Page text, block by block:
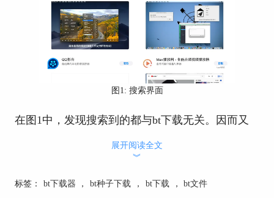
图1: 搜索界面
在图1中，发现搜索到的都与bt下载无关。因而又
也确实找到了几个BT下载器软件。
展开阅读全文
︾
标签： bt下载器 ， bt种子下载 ， bt下载 ， bt文件